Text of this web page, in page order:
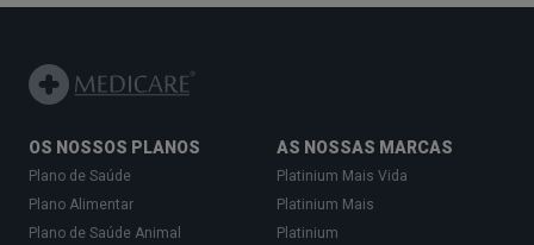
OS NOSSOS PLANOS
Plano de Saúde
Plano Alimentar
Plano de Saúde Animal
AS NOSSAS MARCAS
Platinium Mais Vida
Platinium Mais
Platinium